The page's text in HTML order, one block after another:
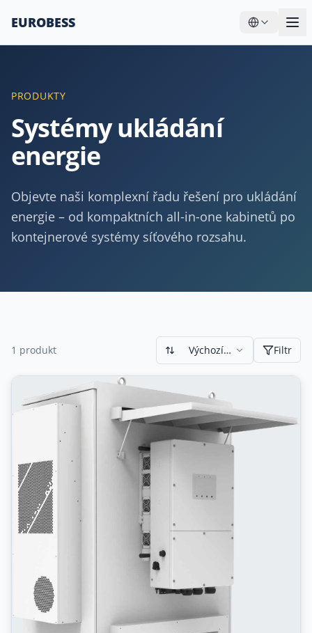
EUROBESS
PRODUKTY
Systémy ukládání
energie
Objevte naši komplexní řadu řešení pro ukládání
energie – od kompaktních all-in-one kabinetů po
kontejnerové systémy síťového rozsahu.
1 produkt
Výchozí
řazení
Filtr